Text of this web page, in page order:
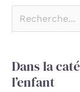
Dans la
l’enfant